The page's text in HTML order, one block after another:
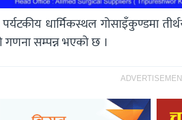
धार्मिकस्थल गोसाइँकुण्डमा
सम्पन्न भएको छ ।